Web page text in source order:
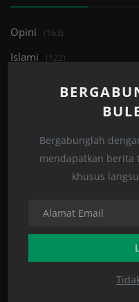
Bergabunglah
mendapatkan berita
khusus
Opini (163)
Islami (122)
Human (27)
(1131)
Jurnal (3)